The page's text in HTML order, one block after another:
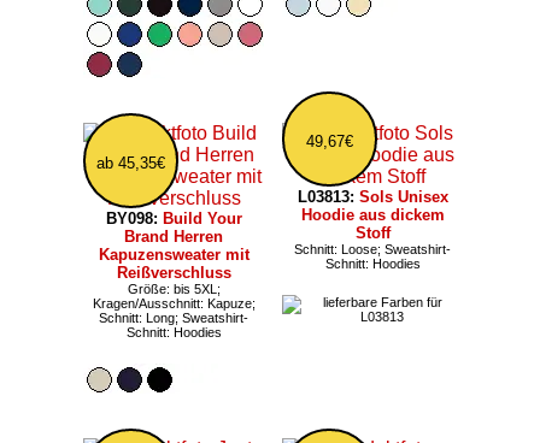
ab 45,35€
BY098: Build Your
Brand Herren
Kapuzensweater mit
Reißverschluss
Größe: bis 5XL;
Kragen/Ausschnitt: Kapuze;
Schnitt: Long; Sweatshirt-
Schnitt: Hoodies
49,67€
L03813: Sols Unisex
Hoodie aus dickem
Stoff
Schnitt: Loose; Sweatshirt-
Schnitt: Hoodies